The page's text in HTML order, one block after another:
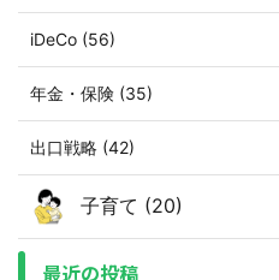
iDeCo (56)
年金・保険 (35)
出口戦略 (42)
子育て (20)
最近の投稿